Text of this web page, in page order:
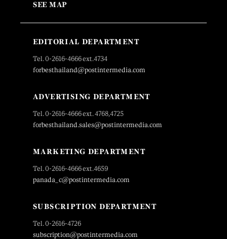
SEE MAP
EDITORIAL DEPARTMENT
Tel. 0-2616-4666 ext.4734
forbesthailand@postintermedia.com
ADVERTISING DEPARTMENT
Tel. 0-2616-4666 ext. 4768,4725
forbesthailand.sales@postintermedia.com
MARKETING DEPARTMENT
Tel. 0-2616-4666 ext.4659
panada_c@postintermedia.com
SUBSCRIPTION DEPARTMENT
Tel. 0-2616-4726
subscription@postintermedia.com